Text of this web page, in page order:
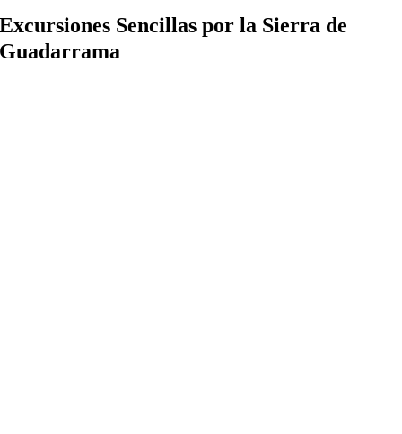
Excursiones Sencillas por la Sierra de
Guadarrama